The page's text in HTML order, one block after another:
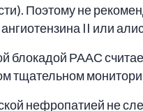
Поэтому не
II или
блокадой РААС
тщательном
нефропатией не